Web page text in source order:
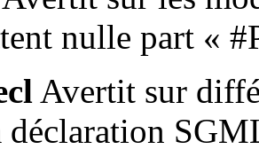
nulle part «
Avertit sur
déclaration